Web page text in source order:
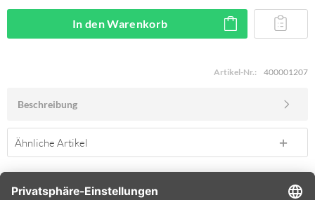
In denWarenkorb
Artikel-Nr.: 400001207
Beschreibung
Ähnliche Artikel
SERVICE HOTLINE